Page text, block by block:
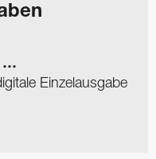
…
Einzelausgabe